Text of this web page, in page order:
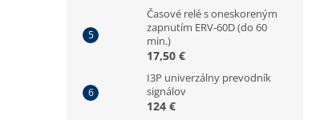
Časové relé s oneskoreným
zapnutím ERV-60D (do 60
min.)
17,50 €
I3P univerzálny prevodník
signálov
124 €